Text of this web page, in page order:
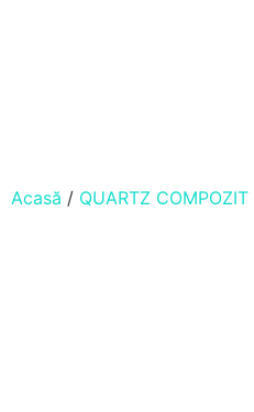
Acasă / QUARTZ COMPOZIT